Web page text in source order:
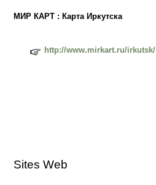
МИР КАРТ : Карта Иркутска
http://www.mirkart.ru/irkutsk/
Sites Web